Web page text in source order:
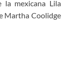
la mexicana Lila
Martha Coolidge